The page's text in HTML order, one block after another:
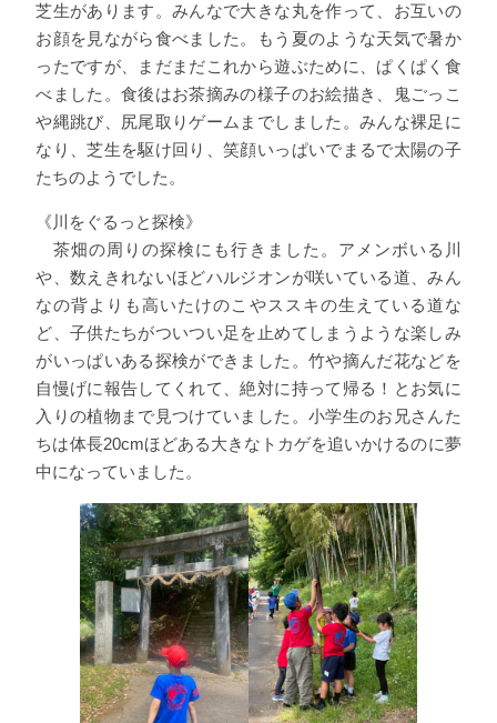
芝生があります。みんなで大きな丸を作って、お互いの
お顔を見ながら食べました。もう夏のような天気で暑か
ったですが、まだまだこれから遊ぶために、ぱくぱく食
べました。食後はお茶摘みの様子のお絵描き、鬼ごっこ
や縄跳び、尻尾取りゲームまでしました。みんな裸足に
なり、芝生を駆け回り、笑顔いっぱいでまるで太陽の子
たちのようでした。
《川をぐるっと探検》
茶畑の周りの探検にも行きました。アメンボいる川
や、数えきれないほどハルジオンが咲いている道、みん
なの背よりも高いたけのこやススキの生えている道な
ど、子供たちがついつい足を止めてしまうような楽しみ
がいっぱいある探検ができました。竹や摘んだ花などを
自慢げに報告してくれて、絶対に持って帰る！とお気に
入りの植物まで見つけていました。小学生のお兄さんた
ちは体長20cmほどある大きなトカゲを追いかけるのに夢
中になっていました。